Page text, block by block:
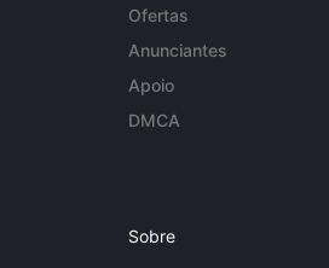
Ofertas
Anunciantes
Apoio
DMCA
Sobre